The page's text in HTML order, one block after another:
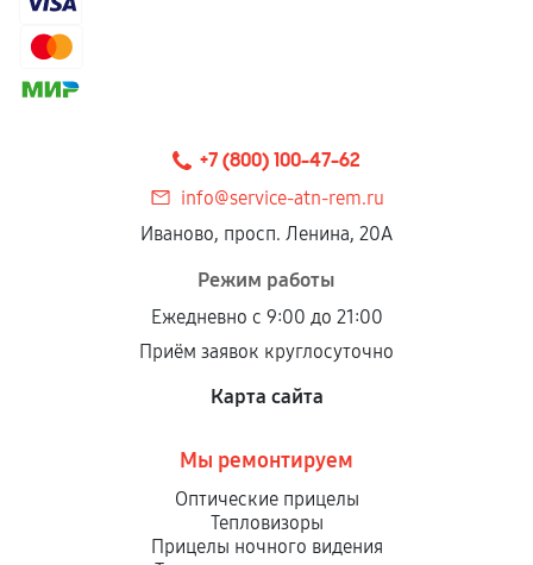
+7 (800) 100-47-62
info@service-atn-rem.ru
Иваново, просп. Ленина, 20А
Режим работы
Ежедневно с 9:00 до 21:00
Приём заявок круглосуточно
Карта сайта
Мы ремонтируем
Оптические прицелы
Тепловизоры
Прицелы ночного видения